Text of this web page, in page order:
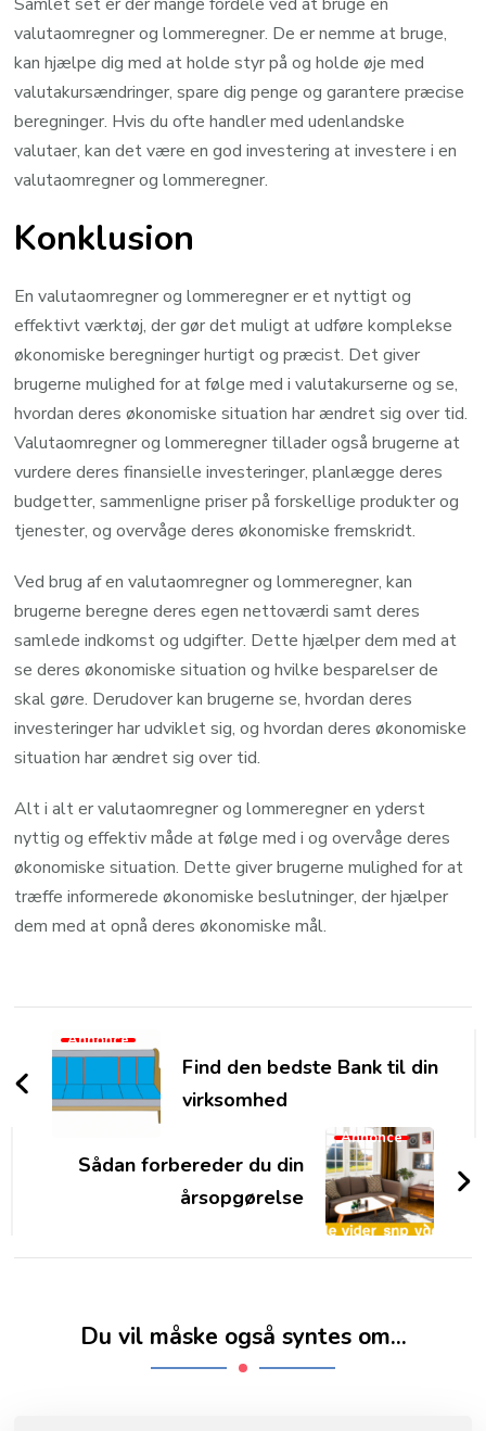
valutaomregner og lommeregner. De er nemme at bruge,
kan hjælpe dig med at holde styr på og holde øje med
valutakursændringer, spare dig penge og garantere præcise
beregninger. Hvis du ofte handler med udenlandske
valutaer, kan det være en god investering at investere i en
valutaomregner og lommeregner.
Konklusion
En valutaomregner og lommeregner er et nyttigt og
effektivt værktøj, der gør det muligt at udføre komplekse
økonomiske beregninger hurtigt og præcist. Det giver
brugerne mulighed for at følge med i valutakurserne og se,
hvordan deres økonomiske situation har ændret sig over tid.
Valutaomregner og lommeregner tillader også brugerne at
vurdere deres finansielle investeringer, planlægge deres
budgetter, sammenligne priser på forskellige produkter og
tjenester, og overvåge deres økonomiske fremskridt.
Ved brug af en valutaomregner og lommeregner, kan
brugerne beregne deres egen nettoværdi samt deres
samlede indkomst og udgifter. Dette hjælper dem med at
se deres økonomiske situation og hvilke besparelser de
skal gøre. Derudover kan brugerne se, hvordan deres
investeringer har udviklet sig, og hvordan deres økonomiske
situation har ændret sig over tid.
Alt i alt er valutaomregner og lommeregner en yderst
nyttig og effektiv måde at følge med i og overvåge deres
økonomiske situation. Dette giver brugerne mulighed for at
træffe informerede økonomiske beslutninger, der hjælper
dem med at opnå deres økonomiske mål.
Post
Navigation
Annonce
Find den bedste Bank til din
virksomhed
Annonce
Sådan forbereder du din
årsopgørelse
Du vil måske også syntes om...